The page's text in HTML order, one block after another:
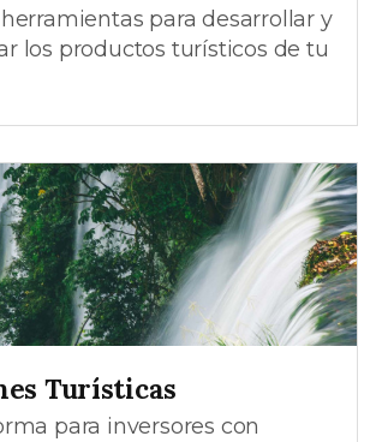
para desarrollar y
los productos turísticos de tu
Turísticas
para inversores con